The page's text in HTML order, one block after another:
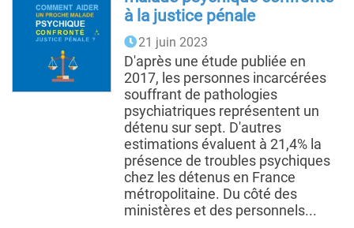
à la justice pénale
21 juin 2023
D'après une étude publiée en
2017, les personnes incarcérées
souffrant de pathologies
psychiatriques représentent un
détenu sur sept. D'autres
estimations évaluent à 21,4% la
présence de troubles psychiques
chez les détenus en France
métropolitaine. Du côté des
ministères et des personnels...